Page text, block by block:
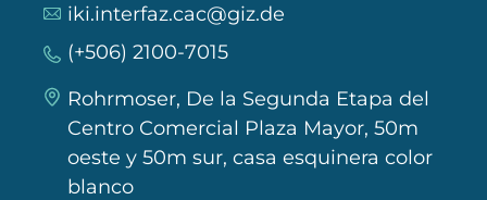
iki.interfaz.cac@giz.de
(+506) 2100-7015
Rohrmoser, De la Segunda Etapa del
Centro Comercial Plaza Mayor, 50m
oeste y 50m sur, casa esquinera color
blanco